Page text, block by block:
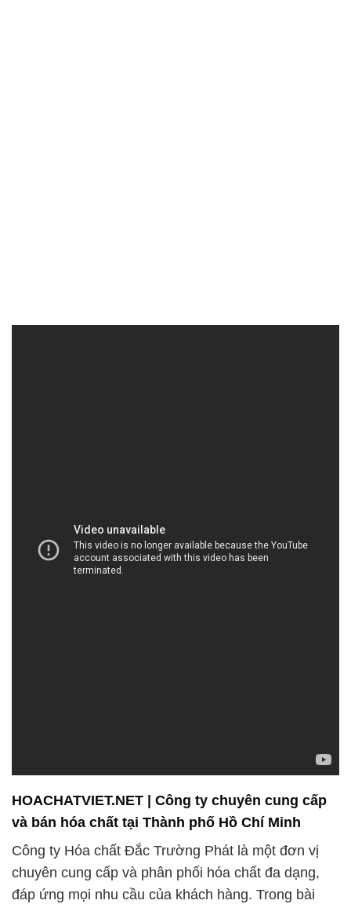
HOACHATVIET.NET | Công ty chuyên cung cấp
và bán hóa chất tại Thành phố Hồ Chí Minh
Công ty Hóa chất Đắc Trường Phát là một đơn vị
chuyên cung cấp và phân phối hóa chất đa dạng,
đáp ứng mọi nhu cầu của khách hàng. Trong bài